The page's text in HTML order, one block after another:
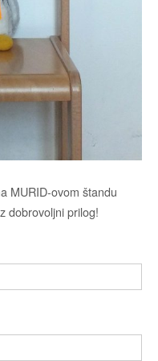
MURID-ovom štandu
dobrovoljni prilog!